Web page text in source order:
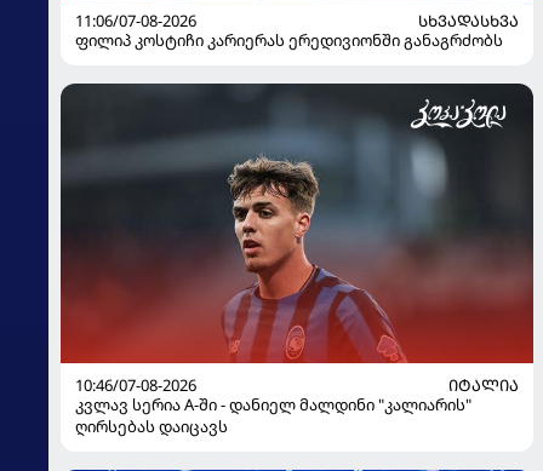
11:06/07-08-2026
ᲡᲮᲕᲐᲓᲐᲡᲮᲕᲐ
ფილიპ კოსტიჩი კარიერას ერედივიონში განაგრძობს
10:46/07-08-2026
ᲘᲢᲐᲚᲘᲐ
კვლავ სერია A-ში - დანიელ მალდინი "კალიარის"
ღირსებას დაიცავს